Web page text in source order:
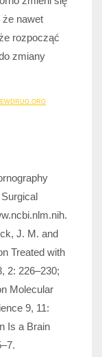
że nawet
rozpocząć
zmiany
J. M. and
Treated with
2: 226–230;
Molecular
9, 11:
Is a Brain